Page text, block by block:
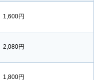
1,600円
2,080円
1,800円